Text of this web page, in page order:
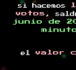
si hacemos
votos ,
junio de
el valor